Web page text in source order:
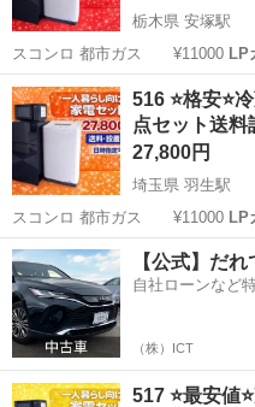
栃木県 安塚駅
スコンロ 都市ガス ¥11000 LP
栃木 宇都宮市 安塚駅
516 ⭐️格安
点セット送料
27,800円
埼玉県 羽生駅
スコンロ 都市ガス ¥11000 LP
埼玉 羽生市 羽生駅 キ
【公式】だ
自社ローンなど
（株）ICT
517 ⭐️最安